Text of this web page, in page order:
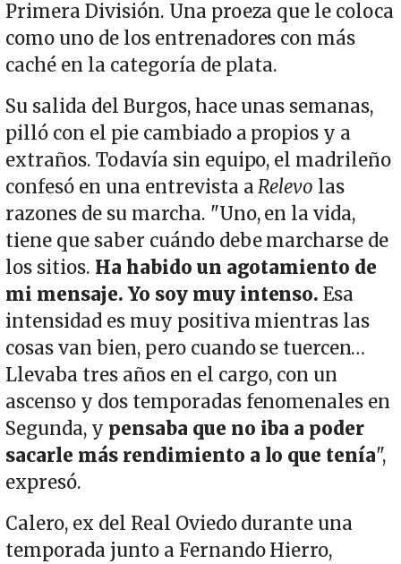
Primera División. Una proeza que le coloca
como uno de los entrenadores con más
caché en la categoría de plata.
Su salida del Burgos, hace unas semanas,
pilló con el pie cambiado a propios y a
extraños. Todavía sin equipo, el madrileño
confesó en una entrevista aRelevo las
razones de su marcha. "Uno, en la vida,
tiene que saber cuándo debe marcharse de
los sitios. Ha habido un agotamiento de
mi mensaje. Yo soy muy intenso.Esa
intensidad es muy positiva mientras las
cosas van bien, pero cuando se tuercen…
Llevaba tres años en el cargo, con un
ascenso y dos temporadas fenomenales en
Segunda, y pensaba que no iba a poder
sacarle más rendimiento a lo que tenía",
expresó.
Calero, ex del Real Oviedo durante una
temporada junto a Fernando Hierro,